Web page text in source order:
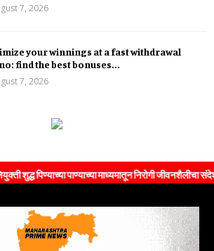
7, 2026
your winnings at a fast withdrawal
find the best bonuses...
7, 2026
पाण्याच्या माध्यमातून निरोगी जीवनशैलीचा संदेश जनतेपर्यंत